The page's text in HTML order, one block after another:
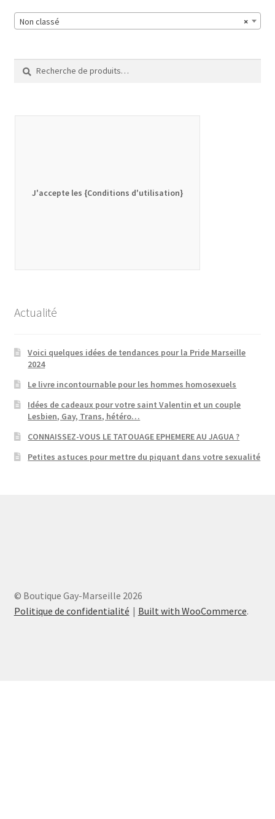
×
Non classé
pour :
J'accepte les {Conditions d'utilisation}
Actualité
Voici quelques idées de tendances pour la Pride Marseille
2024
Le livre incontournable pour les hommes homosexuels
Idées de cadeaux pour votre saint Valentin et un couple
Lesbien, Gay, Trans, hétéro…
CONNAISSEZ-VOUS LE TATOUAGE EPHEMERE AU JAGUA ?
Petites astuces pour mettre du piquant dans votre sexualité
© Boutique Gay-Marseille 2026
Politique de confidentialité
Built with WooCommerce.